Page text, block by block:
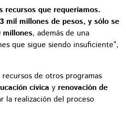
recursos que requeríamos.
mil millones de pesos, y sólo se
millones, además de una
que sigue siendo insuficiente”,
de otros programas
cívica y renovación de
la realización del proceso